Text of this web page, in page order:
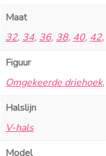
Maat
32, 34, 36, 38, 40, 42,
Figuur
Omgekeerde driehoek,
Halslijn
V-hals
Model